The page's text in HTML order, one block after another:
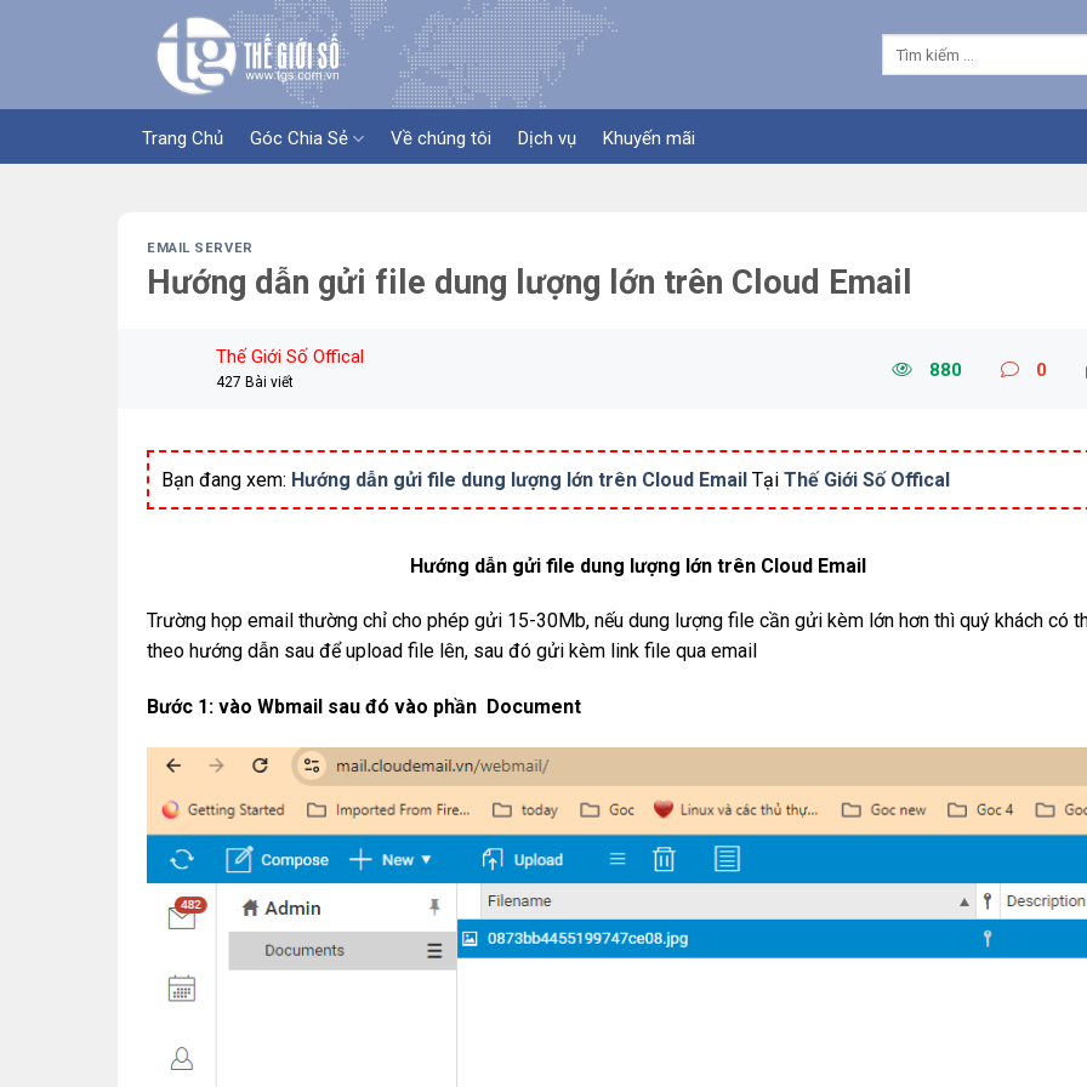
Trang Chủ Góc Chia Sẻ Về chúng tôi Dịch vụ Khuyến mãi
EMAIL SERVER
Hướng dẫn gửi file dung lượng lớn trên Cloud Email
Thế Giới Số Offical
427 Bài viết
0
880
Bạn đang xem: Hướng dẫn gửi file dung lượng lớn trên Cloud Email Tại Thế Giới Số Offical
Hướng dẫn gửi file dung lượng lớn trên Cloud Email
Trường họp email thường chỉ cho phép gửi 15-30Mb, nếu dung lượng file cần gửi kèm lớn hơn thì quý khách có
theo hướng dẫn sau để upload file lên, sau đó gửi kèm link file qua email
Bước 1: vào Wbmail sau đó vào phần Document